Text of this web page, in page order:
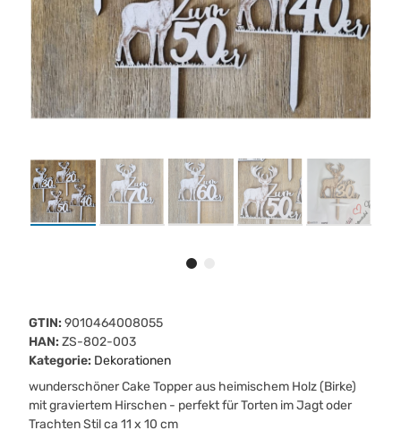
GTIN: 9010464008055
HAN: ZS-802-003
Kategorie: Dekorationen
wunderschöner Cake Topper aus heimischem Holz (Birke)
mit graviertem Hirschen - perfekt für Torten im Jagt oder
Trachten Stil ca 11 x 10 cm